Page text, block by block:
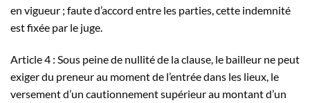
en vigueur ; faute d’accord entre les parties, cette indemnité
est fixée par le juge.
Article 4 : Sous peine de nullité de la clause, le bailleur ne peut
exiger du preneur au moment de l’entrée dans les lieux, le
versement d’un cautionnement supérieur au montant d’un